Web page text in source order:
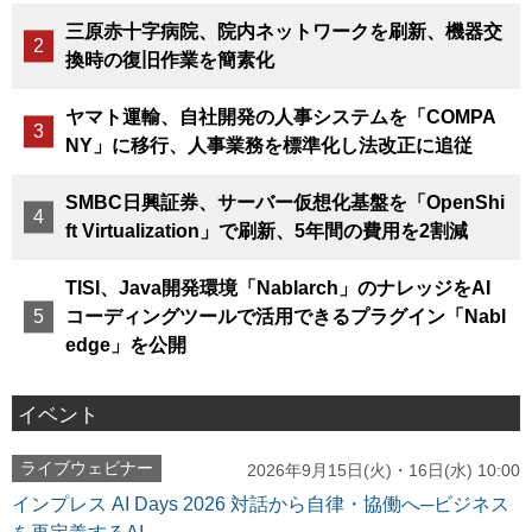
三原赤十字病院、院内ネットワークを刷新、機器交
換時の復旧作業を簡素化
ヤマト運輸、自社開発の人事システムを「COMPA
NY」に移行、人事業務を標準化し法改正に追従
SMBC日興証券、サーバー仮想化基盤を「OpenShi
ft Virtualization」で刷新、5年間の費用を2割減
TISI、Java開発環境「Nablarch」のナレッジをAI
コーディングツールで活用できるプラグイン「Nabl
edge」を公開
イベント
ライブウェビナー 2026年9月15日(火)・16日(水) 10:00
インプレス AI Days 2026 対話から自律・協働へ─ビジネス